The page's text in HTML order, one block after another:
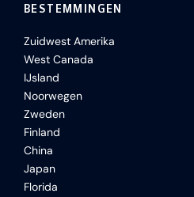
BESTEMMINGEN
Zuidwest Amerika
West Canada
IJsland
Noorwegen
Zweden
Finland
China
Japan
Florida